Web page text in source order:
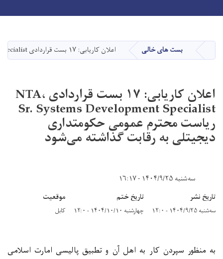
main
content
صفحه اصلی
بست های خالی اعلان کاریابی: ۱۷ بست قراردادی NTA، Sr. Systems Development Specialist ریاست محترم عمومی حکومتداری دیجیتلی به رقابت گذاشته می‌شود
اعلان کاریابی: ۱۷ بست قراردادی NTA،
Sr. Systems Development Specialist
ریاست محترم عمومی حکومتداری
دیجیتلی به رقابت گذاشته می‌شود
سه‌شنبه ۱۴۰۴/۹/۲۵ - ۱۶:۱۷
تاریخ نشر
سه‌شنبه ۱۴۰۴/۹/۲۵ - ۱۲:۰
تاریخ ختم
چهارشنبه ۱۴۰۴/۱۰/۱۰ - ۱۲:۰
موقعیت
کابل
به منظور سپردن کار به اهل آن و تطبیق پالیسی امارت اسلامی